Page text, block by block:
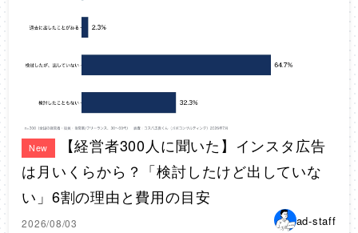
New
【経営者300人に聞いた】インスタ広告
は月いくらから？「検討したけど出していな
い」6割の理由と費用の目安
2026/08/03 ad-staff